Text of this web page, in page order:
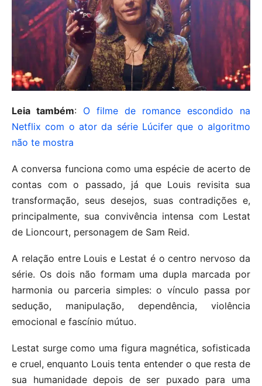
Leia também: O filme de romance escondido na
Netflix com o ator da série Lúcifer que o algoritmo
não te mostra
A conversa funciona como uma espécie de acerto de
contas com o passado, já que Louis revisita sua
transformação, seus desejos, suas contradições e,
principalmente, sua convivência intensa com Lestat
de Lioncourt, personagem de Sam Reid.
A relação entre Louis e Lestat é o centro nervoso da
série. Os dois não formam uma dupla marcada por
harmonia ou parceria simples: o vínculo passa por
sedução, manipulação, dependência, violência
emocional e fascínio mútuo.
Lestat surge como uma figura magnética, sofisticada
e cruel, enquanto Louis tenta entender o que resta de
sua humanidade depois de ser puxado para uma